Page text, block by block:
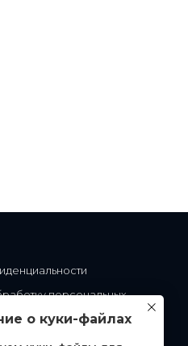
о куки-файлах